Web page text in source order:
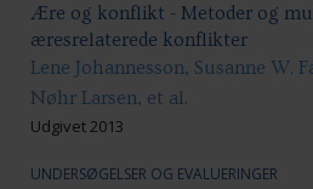
Ære og konflikt - Metoder og
æresrelaterede konflikter
Lene Johannesson, Susanne W.
Nøhr Larsen, et al.
Udgivet 2013
UNDERSØGELSER OG EVALUERINGER